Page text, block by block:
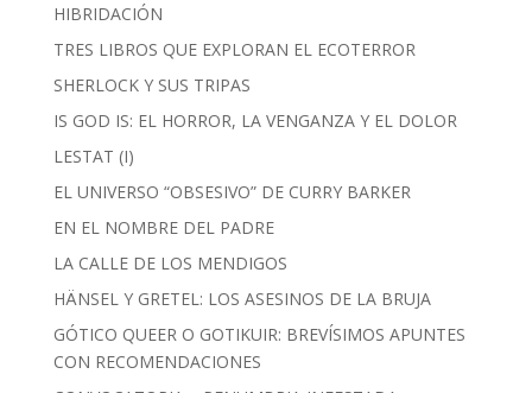
HIBRIDACIÓN
TRES LIBROS QUE EXPLORAN EL ECOTERROR
SHERLOCK Y SUS TRIPAS
IS GOD IS: EL HORROR, LA VENGANZA Y EL DOLOR
LESTAT (I)
EL UNIVERSO “OBSESIVO” DE CURRY BARKER
EN EL NOMBRE DEL PADRE
LA CALLE DE LOS MENDIGOS
HÄNSEL Y GRETEL: LOS ASESINOS DE LA BRUJA
GÓTICO QUEER O GOTIKUIR: BREVÍSIMOS APUNTES
CON RECOMENDACIONES